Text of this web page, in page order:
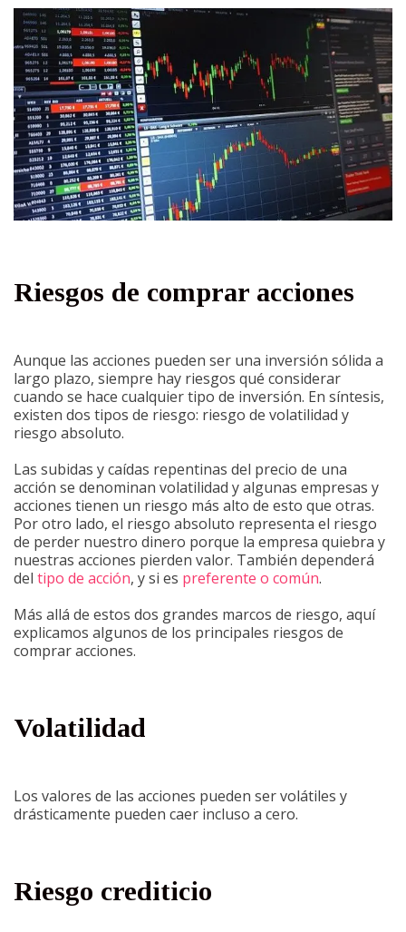
Riesgos de comprar acciones
Aunque las acciones pueden ser una inversión sólida a
largo plazo, siempre hay riesgos qué considerar
cuando se hace cualquier tipo de inversión. En síntesis,
existen dos tipos de riesgo: riesgo de volatilidad y
riesgo absoluto.
Las subidas y caídas repentinas del precio de una
acción se denominan volatilidad y algunas empresas y
acciones tienen un riesgo más alto de esto que otras.
Por otro lado, el riesgo absoluto representa el riesgo
de perder nuestro dinero porque la empresa quiebra y
nuestras acciones pierden valor. También dependerá
del tipo de acción, y si es preferente o común.
Más allá de estos dos grandes marcos de riesgo, aquí
explicamos algunos de los principales riesgos de
comprar acciones.
Volatilidad
Los valores de las acciones pueden ser volátiles y
drásticamente pueden caer incluso a cero.
Riesgo crediticio